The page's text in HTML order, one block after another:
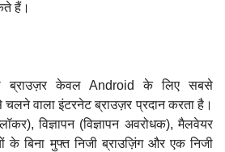
हैं।
ब्राउज़र केवल Android के लिए सबसे
चलने वाला इंटरनेट ब्राउज़र प्रदान करता है।
विज्ञापन (विज्ञापन अवरोधक), मैलवेयर
के बिना मुफ्त निजी ब्राउज़िंग और एक निजी